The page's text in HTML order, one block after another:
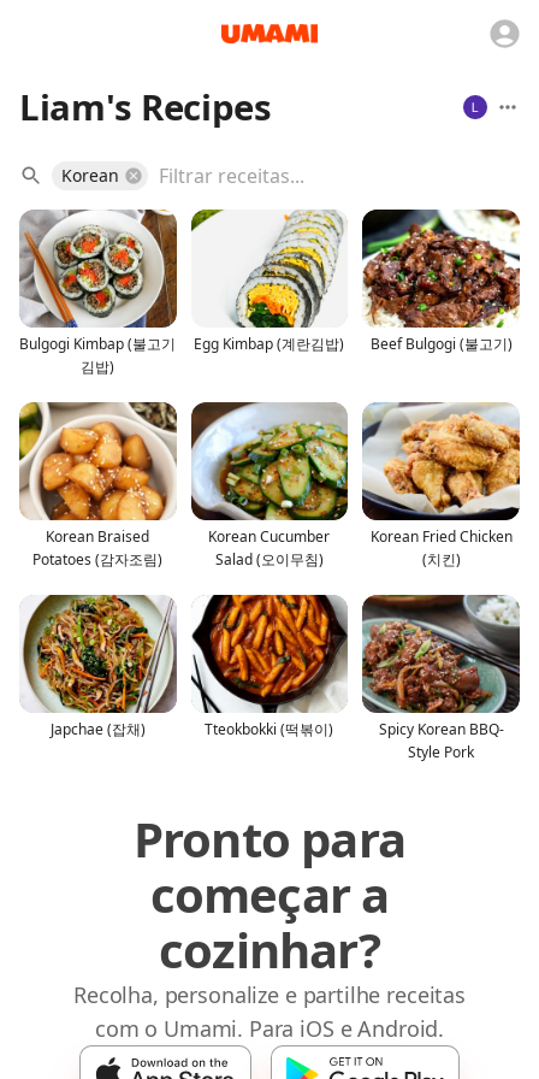
Liam's Recipes
Korean
Bulgogi Kimbap (불고기
김밥)
Egg Kimbap (계란김밥) Beef Bulgogi (불고기)
Korean Braised
Potatoes (감자조림)
Korean Cucumber
Salad (오이무침)
Korean Fried Chicken
(치킨)
Japchae (잡채) Tteokbokki (떡볶이)
Spicy Korean BBQ-
Style Pork
Pronto para
começar a
cozinhar?
Recolha, personalize e partilhe receitas
com o Umami. Para iOS e Android.